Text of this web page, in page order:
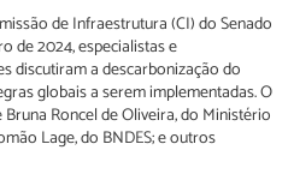
de Infraestrutura (CI) do Senado
de 2024, especialistas e
discutiram a descarbonização do
globais a serem implementadas. O
Roncel de Oliveira, do Ministério
Lage, do BNDES; e outros